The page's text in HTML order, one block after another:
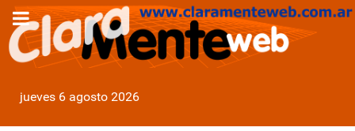
jueves 6 agosto 2026